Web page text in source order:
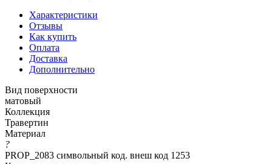
Характеристики
Отзывы
Как купить
Оплата
Доставка
Дополнительно
Вид поверхности
матовый
Коллекция
Травертин
Материал
?
PROP_2083 символьный код. внеш код 1253